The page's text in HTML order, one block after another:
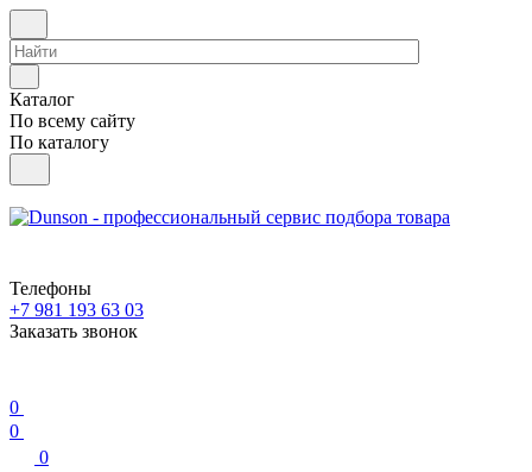
Каталог
По всему сайту
По каталогу
Телефоны
+7 981 193 63 03
Заказать звонок
0
0
0